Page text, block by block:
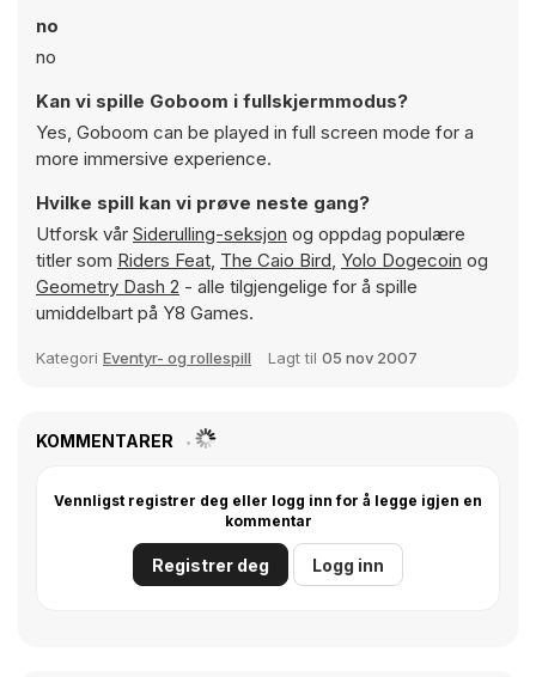
no
no
Kan vi spille Goboom i fullskjermmodus?
Yes, Goboom can be played in full screen mode for a
more immersive experience.
Hvilke spill kan vi prøve neste gang?
Utforsk vår Siderulling-seksjon og oppdag populære
titler som Riders Feat, The Caio Bird, Yolo Dogecoin og
Geometry Dash 2 - alle tilgjengelige for å spille
umiddelbart på Y8 Games.
Kategori Eventyr- og rollespill Lagt til 05 nov 2007
KOMMENTARER
Vennligst registrer deg eller logg inn for å legge igjen en
kommentar
Registrer deg Logg inn